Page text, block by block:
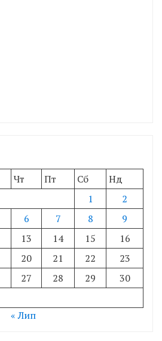
Чт Пт Сб
Нд
1
2
6 7 8
9
13 14 15
16
20 21 22
23
27 28 29
30
« Лип